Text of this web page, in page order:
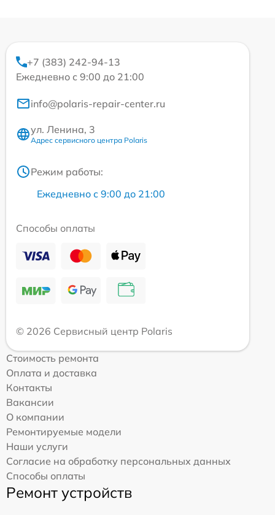
+7 (383) 242-94-13
Ежедневно с 9:00 до 21:00
info@polaris-repair-center.ru
ул. Ленина, 3
Адрес сервисного центра Polaris
Режим работы:
Ежедневно с 9:00 до 21:00
Способы оплаты
© 2026 Сервисный центр Polaris
Стоимость ремонта
Оплата и доставка
Контакты
Вакансии
О компании
Ремонтируемые модели
Наши услуги
Согласие на обработку персональных данных
Способы оплаты
Ремонт устройств